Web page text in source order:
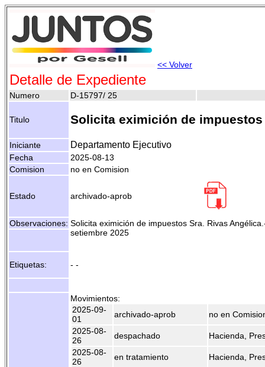
<< Volver
Detalle de Expediente
Numero D-15797/ 25
Titulo Solicita eximición de impuestos
Iniciante Departamento Ejecutivo
Fecha
2025-08-13
Comision
no en Comision
Estado archivado-aprob
Observaciones: Solicita eximición de impuestos Sra. Rivas
setiembre 2025
Etiquetas: - -
Movimientos:
2025-09-
01
archivado-aprob
no en
2025-08-
26
despachado
Hacienda,
2025-08-
26
en tratamiento
Hacienda,